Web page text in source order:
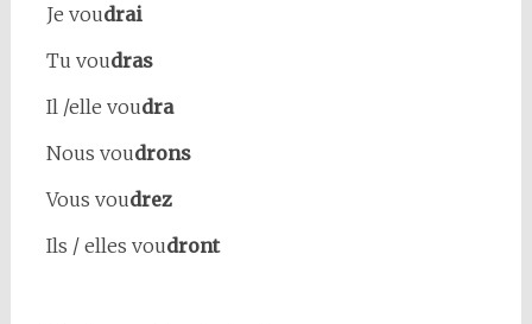
Je voudrai
Tu voudras
Il /elle voudra
Nous voudrons
Vous voudrez
Ils / elles voudront